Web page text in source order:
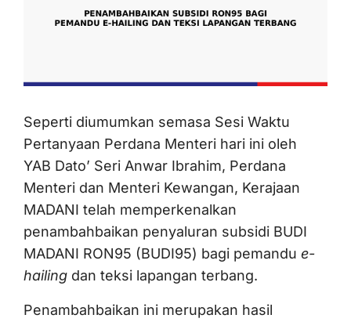
Seperti diumumkan semasa Sesi Waktu
Pertanyaan Perdana Menteri hari ini oleh
YAB Dato’ Seri Anwar Ibrahim, Perdana
Menteri dan Menteri Kewangan, Kerajaan
MADANI telah memperkenalkan
penambahbaikan penyaluran subsidi BUDI
MADANI RON95 (BUDI95) bagi pemandu e-
hailing dan teksi lapangan terbang.
Penambahbaikan ini merupakan hasil